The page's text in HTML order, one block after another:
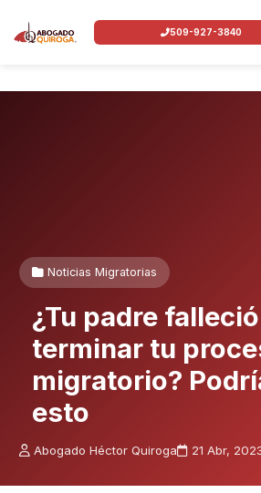
509-927-3840
Noticias Migratorias
¿Tu padre
terminar tu
migratorio?
esto
Abogado Héctor Quiroga 21 Abr,